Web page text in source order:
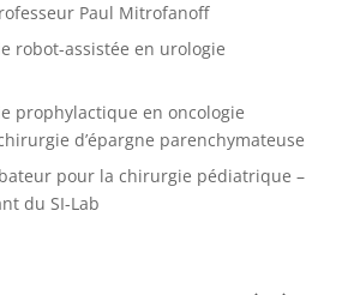
Paul Mitrofanoff
robot-assistée en urologie
prophylactique en oncologie
d’épargne parenchymateuse
pour la chirurgie pédiatrique –
du SI-Lab